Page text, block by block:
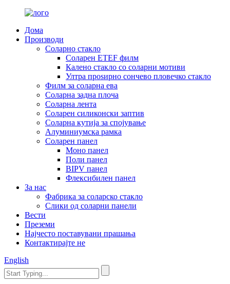
Дома
Производи
Соларно стакло
Соларен ETEF филм
Калено стакло со соларни мотиви
Ултра проѕирно сончево пловечко стакло
Филм за соларна ева
Соларна задна плоча
Соларна лента
Соларен силиконски заптив
Соларна кутија за спојување
Алуминиумска рамка
Соларен панел
Моно панел
Поли панел
BIPV панел
Флексибилен панел
За нас
Фабрика за соларско стакло
Слики од соларни панели
Вести
Преземи
Најчесто поставувани прашања
Контактирајте не
English